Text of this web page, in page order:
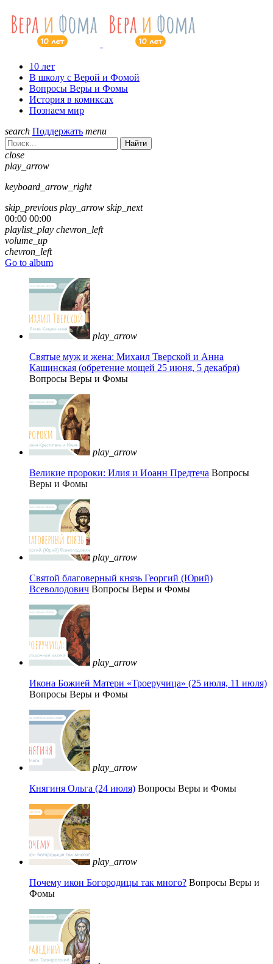
10 лет
В школу с Верой и Фомой
Вопросы Веры и Фомы
История в комиксах
Познаем мир
search Поддержать menu
Найти
close
play_arrow
keyboard_arrow_right
skip_previous play_arrow skip_next
00:00 00:00
playlist_play chevron_left
volume_up
chevron_left
Go to album
play_arrow
Святые муж и жена: Михаил Тверской и Анна
Кашинская (обретение мощей 25 июня, 5 декабря)
Вопросы Веры и Фомы
play_arrow
Великие пророки: Илия и Иоанн Предтеча Вопросы
Веры и Фомы
play_arrow
Святой благоверный князь Георгий (Юрий)
Всеволодович Вопросы Веры и Фомы
play_arrow
Икона Божией Матери «Троеручица» (25 июля, 11 июля)
Вопросы Веры и Фомы
play_arrow
Княгиня Ольга (24 июля) Вопросы Веры и Фомы
play_arrow
Почему икон Богородицы так много? Вопросы Веры и
Фомы